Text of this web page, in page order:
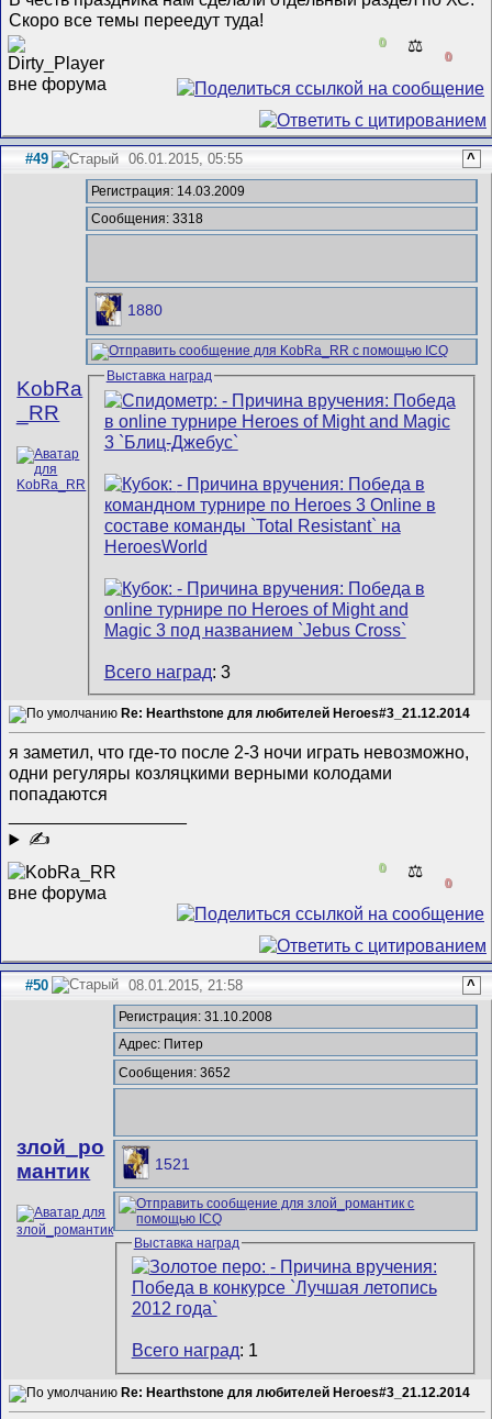
Скоро все темы переедут туда!
0 ⚖️
0
#49 06.01.2015, 05:55 ^
KobRa
_RR
Регистрация: 14.03.2009
Сообщения: 3318
1880
Выставка наград
Всего наград: 3
Re: Hearthstone для любителей Heroes#3_21.12.2014
я заметил, что где-то после 2-3 ночи играть невозможно,
одни регуляры козляцкими верными колодами
попадаются
✍
0 ⚖️
0
#50 08.01.2015, 21:58 ^
злой_ро
мантик
Регистрация: 31.10.2008
Адрес: Питер
Сообщения: 3652
1521
Выставка наград
Всего наград: 1
Re: Hearthstone для любителей Heroes#3_21.12.2014